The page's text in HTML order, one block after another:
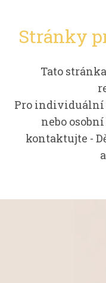
Stránky
Tato
Pro individuální
nebo
kontaktujte -